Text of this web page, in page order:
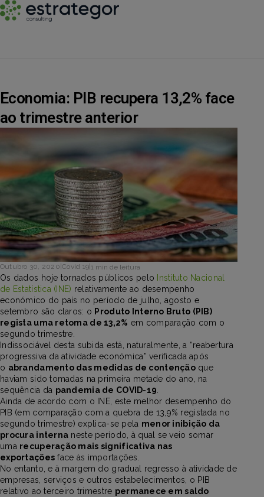
Economia: PIB recupera 13,2% face
ao trimestre anterior
Outubro 30, 2020 |Covid 19 |1 min de leitura
Os dados hoje tornados públicos pelo
Instituto Nacional
de Estatística (INE) relativamente ao desempenho
económico do país no período de julho, agosto e
setembro são claros: o Produto Interno Bruto (PIB)
regista uma retoma de 13,2% em comparação com o
segundo trimestre.
Indissociável desta subida está, naturalmente, a “reabertura
progressiva da atividade económica” verificada após
o abrandamento das medidas de contençãoque
haviam sido tomadas na primeira metade do ano, na
sequência da pandemia de COVID-19
Ainda de acordo com o INE, este melhor desempenho do
PIB (em comparação com a quebra de 13,9% registada no
segundo trimestre) explica-se pela menor inibição da
procura interna neste período, à qual se veio somar
uma recuperação mais significativa nas
exportações face às importações.
No entanto, e à margem do gradual regresso à atividade de
empresas, serviços e outros estabelecimentos, o PIB
relativo ao terceiro trimestre permanece em saldo